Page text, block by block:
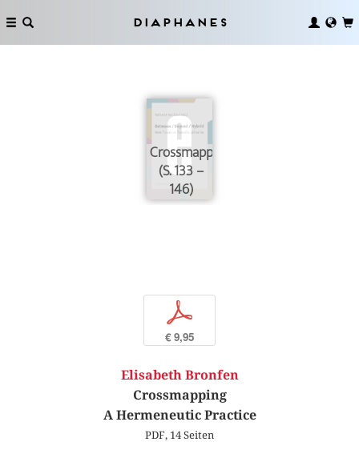
Diaphanes
Crossmapping
(S. 133 –
146)
p
€ 9,95
Elisabeth Bronfen
Crossmapping
A Hermeneutic Practice
PDF, 14 Seiten